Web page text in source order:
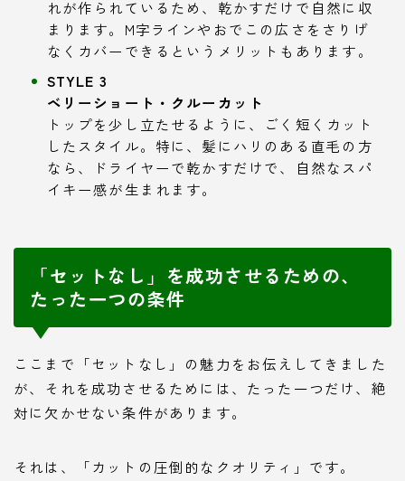
れが作られているため、乾かすだけで自然に収
まります。M字ラインやおでこの広さをさりげ
なくカバーできるというメリットもあります。
STYLE 3
ベリーショート・クルーカット
トップを少し立たせるように、ごく短くカット
したスタイル。特に、髪にハリのある直毛の方
なら、ドライヤーで乾かすだけで、自然なスパ
イキー感が生まれます。
「セットなし」を成功させるための、
たった一つの条件
ここまで「セットなし」の魅力をお伝えしてきました
が、それを成功させるためには、たった一つだけ、絶
対に欠かせない条件があります。
それは、「カットの圧倒的なクオリティ」です。